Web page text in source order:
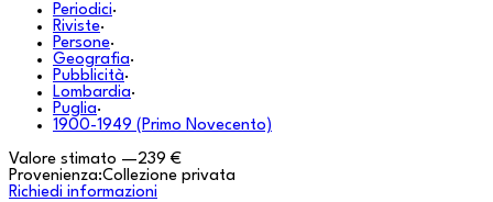
Periodici·
Riviste·
Persone·
Geografia·
Pubblicità·
Lombardia·
Puglia·
1900-1949 (Primo Novecento)
Valore stimato —239 €
Provenienza:Collezione privata
Richiedi informazioni